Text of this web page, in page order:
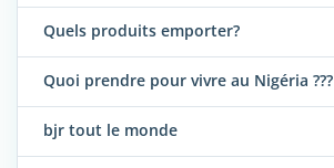
Quels produits emporter?
Quoi prendre pour vivre au Nigéria ???
bjr tout le monde